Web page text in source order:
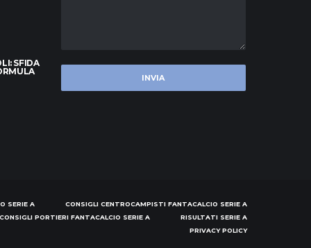
SFIDA
SERIE A
CONSIGLI CENTROCAMPISTI FANTACALCIO SERIE A
CONSIGLI PORTIERI FANTACALCIO SERIE A
RISULTATI SERIE A
PRIVACY POLICY